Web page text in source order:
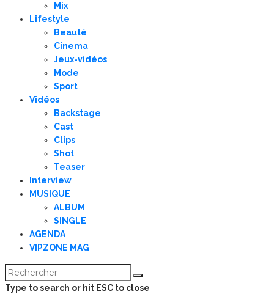
Mix
Lifestyle
Beauté
Cinema
Jeux-vidéos
Mode
Sport
Vidéos
Backstage
Cast
Clips
Shot
Teaser
Interview
MUSIQUE
ALBUM
SINGLE
AGENDA
VIPZONE MAG
Type to search or hit ESC to close